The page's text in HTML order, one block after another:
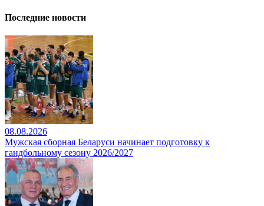
Последние новости
08.08.2026
Мужская сборная Беларуси начинает подготовку к
гандбольному сезону 2026/2027